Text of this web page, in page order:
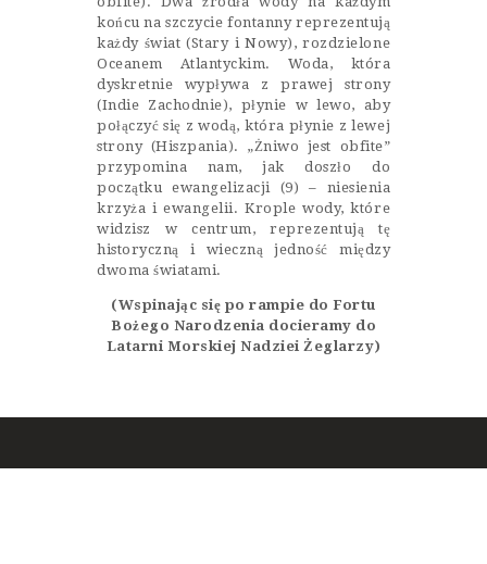
końcu na szczycie fontanny reprezentują
każdy świat (Stary i Nowy), rozdzielone
Oceanem Atlantyckim. Woda, która
dyskretnie wypływa z prawej strony
(Indie Zachodnie), płynie w lewo, aby
połączyć się z wodą, która płynie z lewej
strony (Hiszpania). „Żniwo jest obfite”
przypomina nam, jak doszło do
początku ewangelizacji (9) – niesienia
krzyża i ewangelii. Krople wody, które
widzisz w centrum, reprezentują tę
historyczną i wieczną jedność między
dwoma światami.
(Wspinając się po rampie do Fortu
Bożego Narodzenia docieramy do
Latarni Morskiej Nadziei Żeglarzy)